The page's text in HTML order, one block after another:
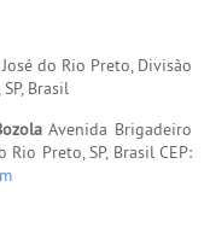
do Rio Preto, Divisão
Brasil
Avenida Brigadeiro
Rio Preto, SP, Brasil CEP: